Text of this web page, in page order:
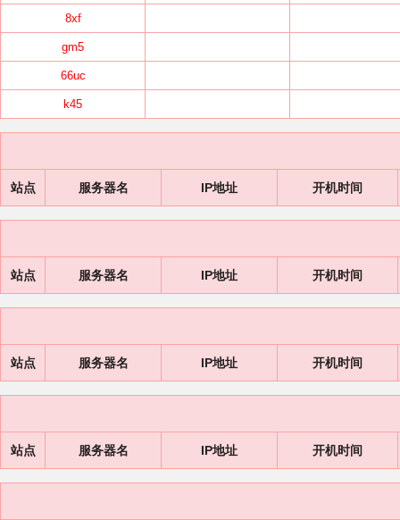
8xf
gm5
66uc
k45
站点 服务器名 IP地址 开机时间
站点 服务器名 IP地址 开机时间
站点 服务器名 IP地址 开机时间
站点 服务器名 IP地址 开机时间